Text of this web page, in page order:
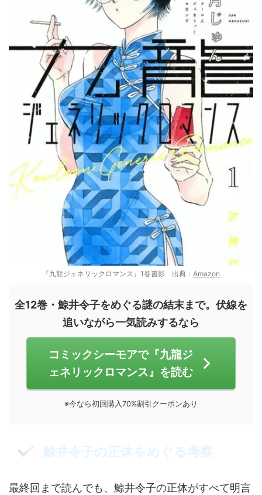
『九龍ジェネリックロマンス』1巻書影 出典： Amazon
全12巻・鯨井令子をめぐる謎の結末まで。伏線を
追いながら一気読みするなら
コミックシーモアで『九龍ジ
ェネリックロマンス』を読む
※今なら初回購入70%割引クーポンあり
鯨井令子の正体をめぐる考察
最終回まで読んでも、鯨井令子の正体がすべて明言